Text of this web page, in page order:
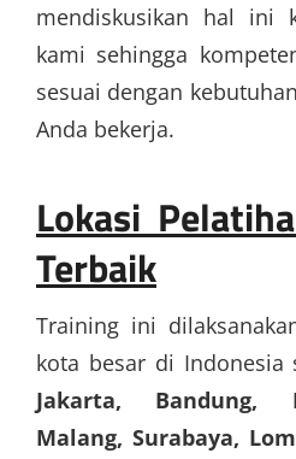
mendiskusikan hal ini
kami sehingga
sesuai dengan
Anda bekerja.
Lokasi
Terbaik
Training ini
kota besar di Indonesia
Jakarta, Bandung,
Malang, Surabaya,